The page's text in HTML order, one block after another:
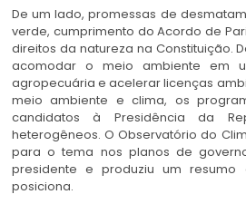
De um lado, promessas de
verde, cumprimento do Acordo de
direitos da natureza na Constituição.
acomodar o meio ambiente em
agropecuária e acelerar licenças
meio ambiente e clima, os
candidatos à Presidência da
heterogêneos. O Observatório do
para o tema nos planos de
presidente e produziu um
posiciona.